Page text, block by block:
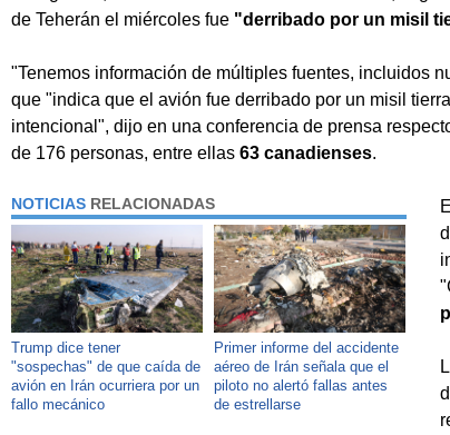
de Teherán el miércoles fue "derribado por un misil
"Tenemos información de múltiples fuentes, incluidos
que "indica que el avión fue derribado por un misil
intencional", dijo en una conferencia de prensa
de 176 personas, entre ellas 63 canadienses.
NOTICIAS RELACIONADAS
Trump dice tener
"sospechas" de que caída de
avión en Irán ocurriera por un
fallo mecánico
Primer informe del accidente
aéreo de Irán señala que el
piloto no alertó fallas antes
de estrellarse